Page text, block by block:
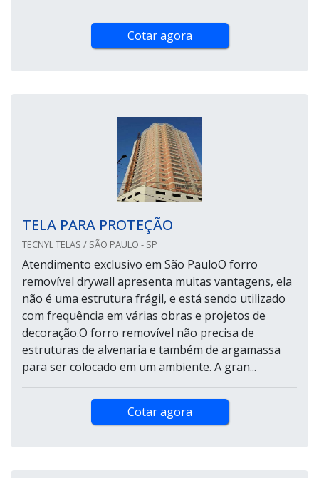
Cotar agora
TELA PARA PROTEÇÃO
TECNYL TELAS / SÃO PAULO - SP
Atendimento exclusivo em São PauloO forro
removível drywall apresenta muitas vantagens, ela
não é uma estrutura frágil, e está sendo utilizado
com frequência em várias obras e projetos de
decoração.O forro removível não precisa de
estruturas de alvenaria e também de argamassa
para ser colocado em um ambiente. A gran...
Cotar agora